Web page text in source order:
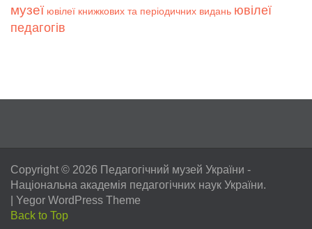
музеї ювілеї книжкових та періодичних видань ювілеї
педагогів
Copyright © 2026 Педагогічний музей України -
Національна академія педагогічних наук України.
Yegor WordPress Theme
Back to Top